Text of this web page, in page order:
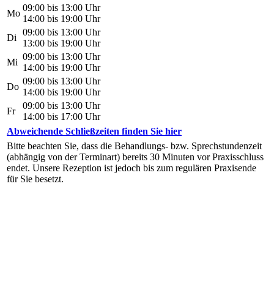
Mo
09:00 bis 13:00 Uhr
14:00 bis 19:00 Uhr
Di
09:00 bis 13:00 Uhr
13:00 bis 19:00 Uhr
Mi
09:00 bis 13:00 Uhr
14:00 bis 19:00 Uhr
Do
09:00 bis 13:00 Uhr
14:00 bis 19:00 Uhr
Fr
09:00 bis 13:00 Uhr
14:00 bis 17:00 Uhr
Abweichende Schließzeiten finden Sie hier
Bitte beachten Sie, dass die Behandlungs- bzw. Sprechstundenzeit
(abhängig von der Terminart) bereits 30 Minuten vor Praxisschluss
endet. Unsere Rezeption ist jedoch bis zum regulären Praxisende
für Sie besetzt.